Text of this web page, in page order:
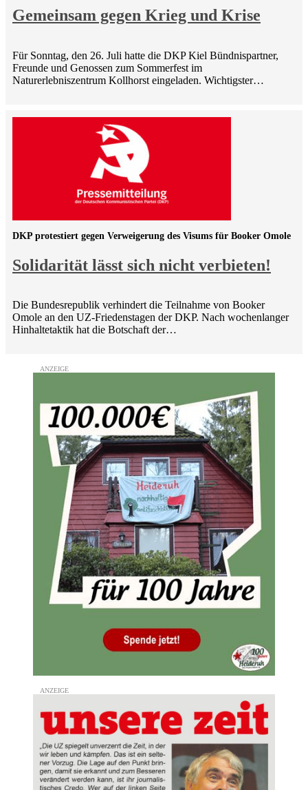
Gemeinsam gegen Krieg und Krise
Für Sonntag, den 26. Juli hatte die DKP Kiel Bündnispartner,
Freunde und Genossen zum Sommerfest im
Naturerlebniszentrum Kollhorst eingeladen. Wichtigster…
Solidarität lässt sich nicht verbieten!
DKP protestiert gegen Verweigerung des Visums für Booker Omole
Die Bundesrepublik verhindert die Teilnahme von Booker
Omole an den UZ-Friedenstagen der DKP. Nach wochenlanger
Hinhaltetaktik hat die Botschaft der…